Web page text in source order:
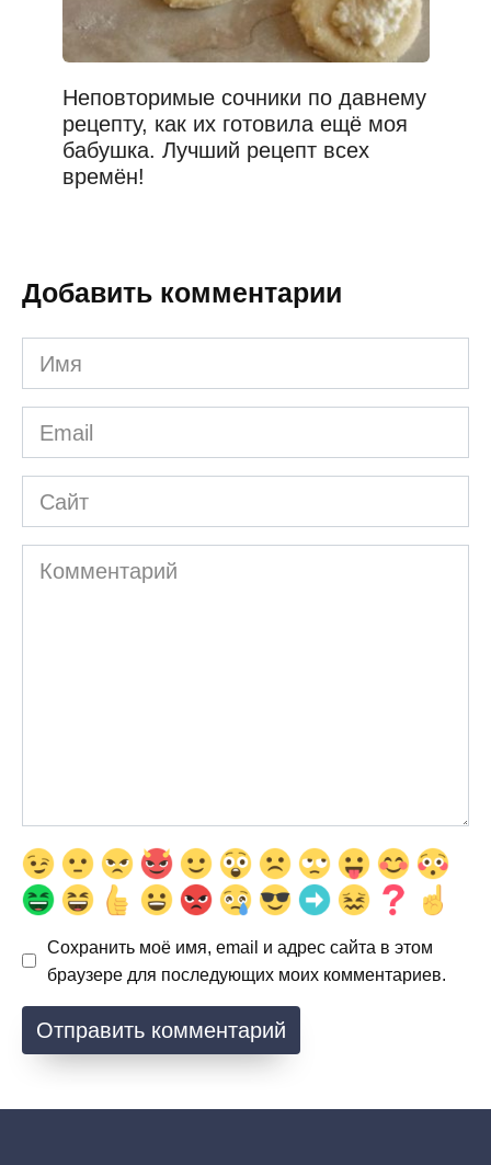
Неповторимые сочники по давнему
рецепту, как их готовила ещё моя
бабушка. Лучший рецепт всех
времён!
Добавить комментарии
Имя
*
Email
*
Сайт
Комментарий
Сохранить моё имя, email и адрес сайта в этом
браузере для последующих моих комментариев.